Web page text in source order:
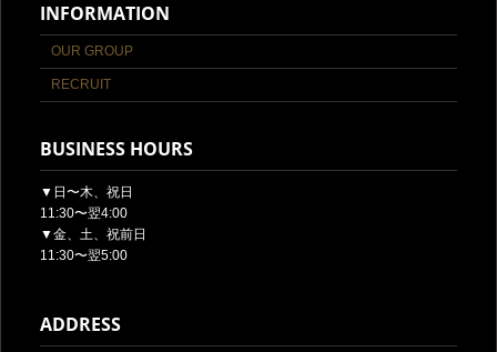
INFORMATION
OUR GROUP
RECRUIT
BUSINESS HOURS
▼日〜木、祝日
11:30〜翌4:00
▼金、土、祝前日
11:30〜翌5:00
ADDRESS